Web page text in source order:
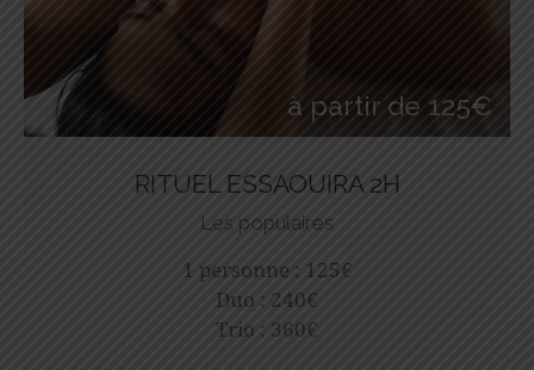
à partir de 125€
RITUEL ESSAOUIRA 2H
Les populaires
1 personne : 125€
Duo : 240€
Trio : 360€